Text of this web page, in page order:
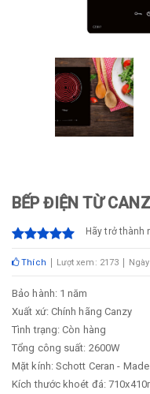
BẾP ĐIỆN TỪ
Hãy trở thành
Thích Lượt xem: 2173
Bảo hành: 1 năm
Xuất xứ: Chính hãng Canzy
Tình trạng: Còn hàng
Tổng công suất: 2600W
Mặt kính: Schott Ceran -
Kích thước khoét đá: